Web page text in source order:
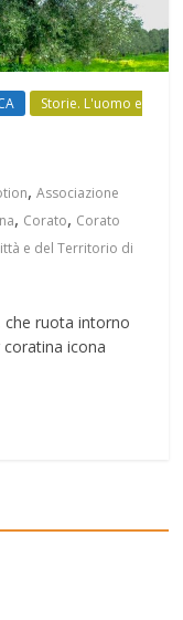
Storie. L'uomo e
,Associazione
, Corato, Corato
e del Territorio di
ruota intorno
coratina icona